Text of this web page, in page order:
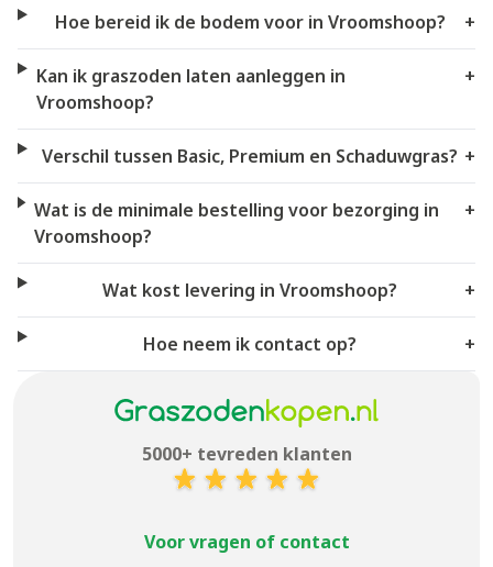
Hoe bereid ik de bodem voor in Vroomshoop? +
Kan ik graszoden laten aanleggen in
Vroomshoop?
+
Verschil tussen Basic, Premium en Schaduwgras? +
Wat is de minimale bestelling voor bezorging in
Vroomshoop?
+
Wat kost levering in Vroomshoop? +
Hoe neem ik contact op? +
5000+ tevreden klanten
Voor vragen of contact